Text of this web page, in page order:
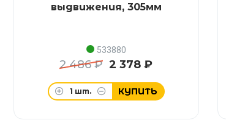
выдвижения, 305мм
533880
2 486 ₽ 2 378 ₽
1 шт. КУПИТЬ